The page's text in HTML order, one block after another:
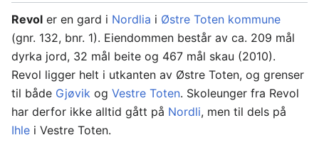
Revol er en gard i Nordlia i Østre Toten kommune
(gnr. 132, bnr. 1). Eiendommen består av ca. 209 mål
dyrka jord, 32 mål beite og 467 mål skau (2010).
Revol ligger helt i utkanten av Østre Toten, og grenser
til både Gjøvik og Vestre Toten. Skoleunger fra Revol
har derfor ikke alltid gått på Nordli, men til dels på
Ihle i Vestre Toten.